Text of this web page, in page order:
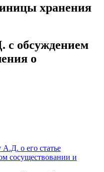
хранения
с обсуждением
о
о его статье
сосуществовании и